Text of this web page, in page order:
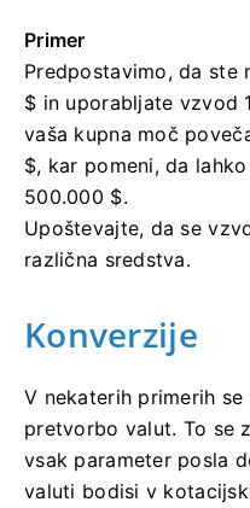
Primer
Predpostavimo, da ste
$ in uporabljate vzvod
vaša kupna moč
$, kar pomeni, da
500.000 $.
Upoštevajte, da se
različna sredstva.
Konverzije
V nekaterih primerih
pretvorbo valut. To se
vsak parameter posla
valuti bodisi v